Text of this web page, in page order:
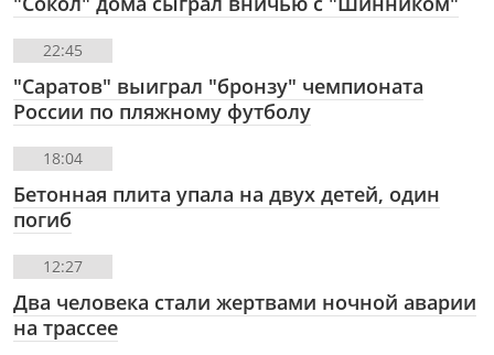
22:45
"Саратов" выиграл "бронзу" чемпионата
России по пляжному футболу
18:04
Бетонная плита упала на двух детей, один
погиб
12:27
Два человека стали жертвами ночной аварии
на трассее